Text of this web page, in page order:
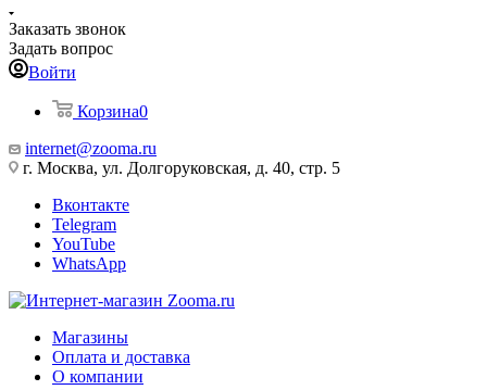
Заказать звонок
Задать вопрос
Войти
Корзина0
internet@zooma.ru
г. Москва, ул. Долгоруковская, д. 40, стр. 5
Вконтакте
Telegram
YouTube
WhatsApp
Магазины
Оплата и доставка
О компании